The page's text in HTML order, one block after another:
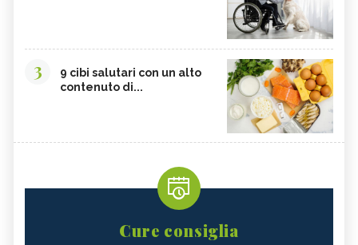
3
9 cibi salutari con un alto
contenuto di...
Cure consiglia